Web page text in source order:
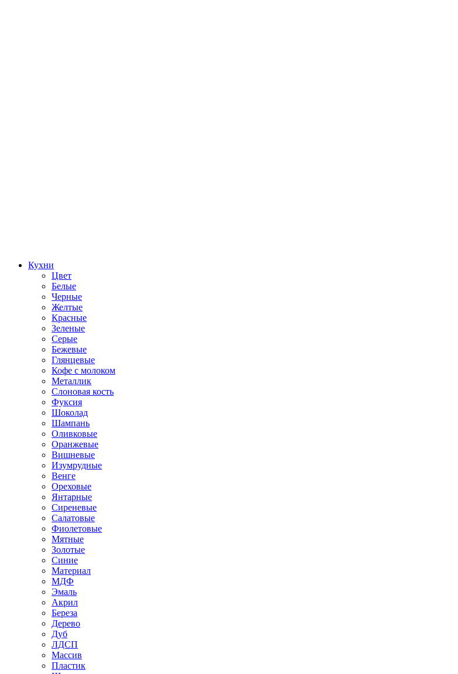
Кухни
Цвет
Белые
Черные
Желтые
Красные
Зеленые
Серые
Бежевые
Глянцевые
Кофе с молоком
Металлик
Слоновая кость
Фуксия
Шоколад
Шампань
Оливковые
Оранжевые
Вишневые
Изумрудные
Венге
Ореховые
Янтарные
Сиреневые
Салатовые
Фиолетовые
Мятные
Золотые
Синие
Материал
МДФ
Эмаль
Акрил
Береза
Дерево
Дуб
ЛДСП
Массив
Пластик